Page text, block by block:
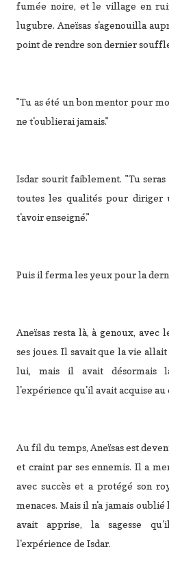
fumée noire, et le village en
lugubre. Aneïsas s'agenouilla
point de rendre son dernier
"Tu as été un bon mentor pour
ne t'oublierai jamais."
Isdar sourit faiblement. "Tu seras
toutes les qualités pour diriger
t'avoir enseigné."
Puis il ferma les yeux pour la
Aneïsas resta là, à genoux, avec
ses joues. Il savait que la vie
lui, mais il avait désormais
l'expérience qu'il avait acquise au
Au fil du temps, Aneïsas est
et craint par ses ennemis. Il a
avec succès et a protégé son
menaces. Mais il n'a jamais
avait apprise, la sagesse
l'expérience de Isdar.